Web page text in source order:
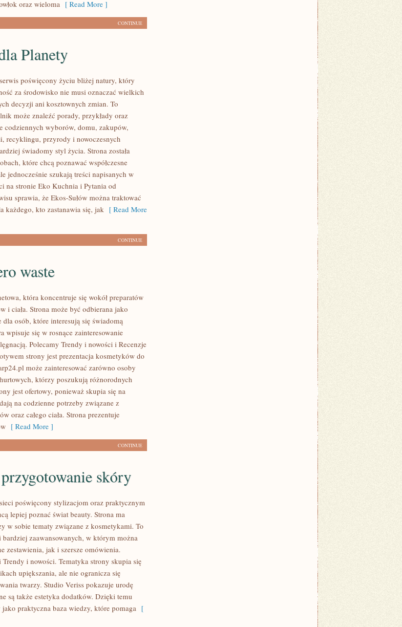
oraz wieloma [ Read More ]
CONTINUE
Planety
poświęcony życiu bliżej natury, który
za środowisko nie musi oznaczać wielkich
decyzji ani kosztownych zmian. To
może znaleźć porady, przykłady oraz
codziennych wyborów, domu, zakupów,
recyklingu, przyrody i nowoczesnych
świadomy styl życia. Strona została
które chcą poznawać współczesne
jednocześnie szukają treści napisanych w
na stronie Eko Kuchnia i Pytania od
sprawia, że Ekos-Sułów można traktować
każdego, kto zastanawia się, jak [ Read More
CONTINUE
waste
która koncentruje się wokół preparatów
i ciała. Strona może być odbierana jako
osób, które interesują się świadomą
wpisuje się w rosnące zainteresowanie
Polecamy Trendy i nowości i Recenzje
strony jest prezentacja kosmetyków do
może zainteresować zarówno osoby
którzy poszukują różnorodnych
jest ofertowy, ponieważ skupia się na
na codzienne potrzeby związane z
oraz całego ciała. Strona prezentuje
[ Read More ]
CONTINUE
skóry
poświęcony stylizacjom oraz praktycznym
lepiej poznać świat beauty. Strona ma
w sobie tematy związane z kosmetykami. To
zaawansowanych, w którym można
zestawienia, jak i szersze omówienia.
i nowości. Tematyka strony skupia się
upiększania, ale nie ogranicza się
twarzy. Studio Veriss pokazuje urodę
są także estetyka dodatków. Dzięki temu
praktyczna baza wiedzy, które pomaga [